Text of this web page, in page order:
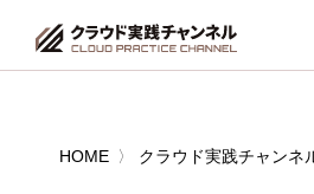
HOME クラウド実践チャンネ